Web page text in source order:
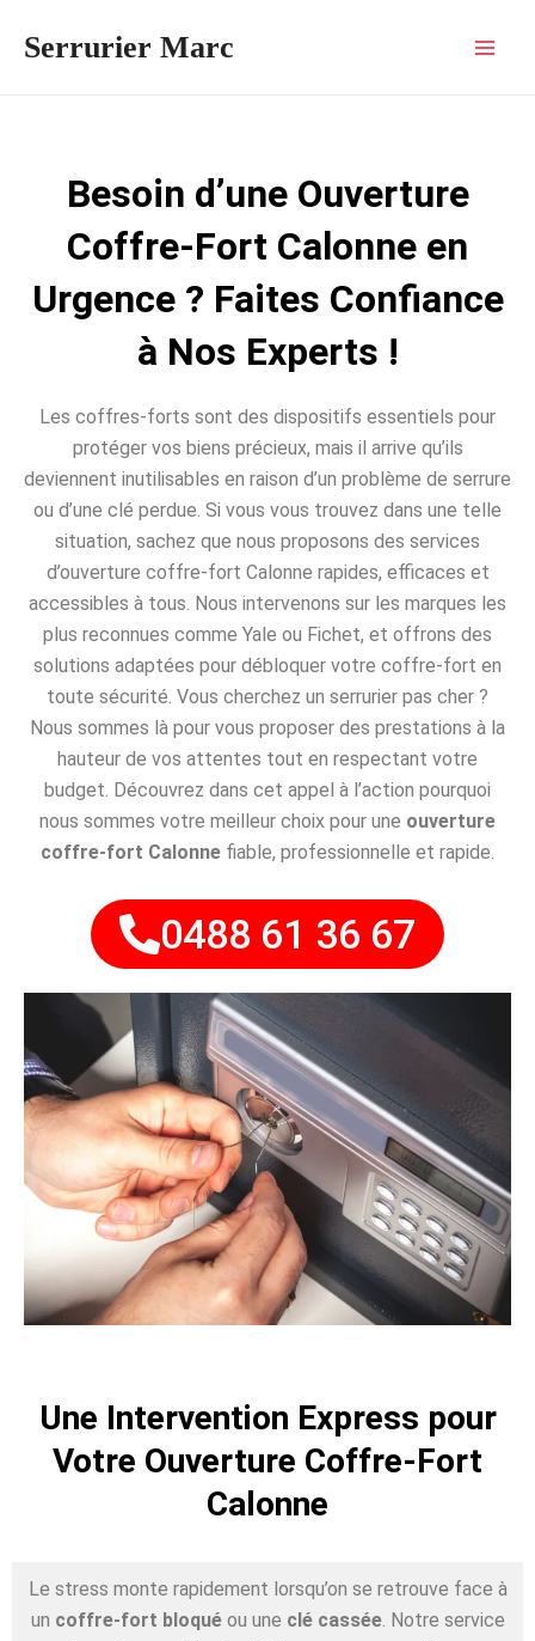
Serrurier Marc
Besoin d’une Ouverture
Coffre-Fort Calonne en
Urgence ? Faites Confiance
à Nos Experts !
Les coffres-forts sont des dispositifs essentiels pour
protéger vos biens précieux, mais il arrive qu’ils
deviennent inutilisables en raison d’un problème de serrure
ou d’une clé perdue. Si vous vous trouvez dans une telle
situation, sachez que nous proposons des services
d’ouverture coffre-fort Calonne rapides, efficaces et
accessibles à tous. Nous intervenons sur les marques les
plus reconnues comme Yale ou Fichet, et offrons des
solutions adaptées pour débloquer votre coffre-fort en
toute sécurité. Vous cherchez un serrurier pas cher ?
Nous sommes là pour vous proposer des prestations à la
hauteur de vos attentes tout en respectant votre
budget. Découvrez dans cet appel à l’action pourquoi
nous sommes votre meilleur choix pour une ouverture
coffre-fort Calonne fiable, professionnelle et rapide.
0488 61 36 67
Une Intervention Express pour
Votre Ouverture Coffre-Fort
Calonne
Le stress monte rapidement lorsqu’on se retrouve face à
un coffre-fort bloquéou une clé cassée. Notre service